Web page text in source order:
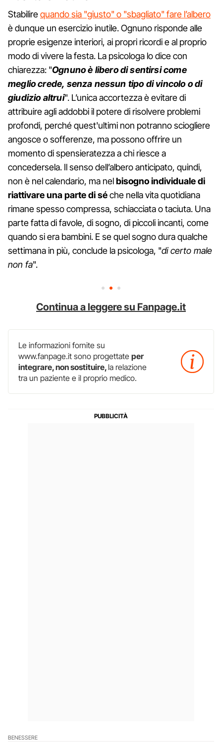
Stabilirequando sia "giusto" o "sbagliato" fare l’albero
è dunque un esercizio inutile. Ognuno risponde alle
proprie esigenze interiori, ai propri ricordi e al proprio
modo di vivere la festa. La psicologa lo dice con
chiarezza: "Ognuno è libero di sentirsi come
meglio crede, senza nessun tipo di vincolo o di
giudizio altrui". L’unica accortezza è evitare di
attribuire agli addobbi il potere di risolvere problemi
profondi, perché quest'ultimi non potranno sciogliere
angosce o sofferenze, ma possono offrire un
momento di spensieratezza a chi riesce a
concedersela. Il senso dell’albero anticipato, quindi,
non è nel calendario, ma nelbisogno individuale di
riattivare una parte di séche nella vita quotidiana
rimane spesso compressa, schiacciata o taciuta. Una
parte fatta di favole, di sogno, di piccoli incanti, come
quando si era bambini. E se quel sogno dura qualche
settimana in più, conclude la psicologa, "di certo male
non fa".
Continua a leggere su Fanpage.it
Le informazioni fornite su
www.fanpage.it sono progettate per
integrare, non sostituire,la relazione
tra un paziente e il proprio medico.
BENESSERE